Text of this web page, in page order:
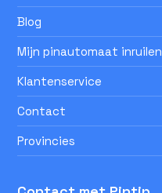
Blog
Mijn pinautomaat inruilen
Klantenservice
Contact
Provincies